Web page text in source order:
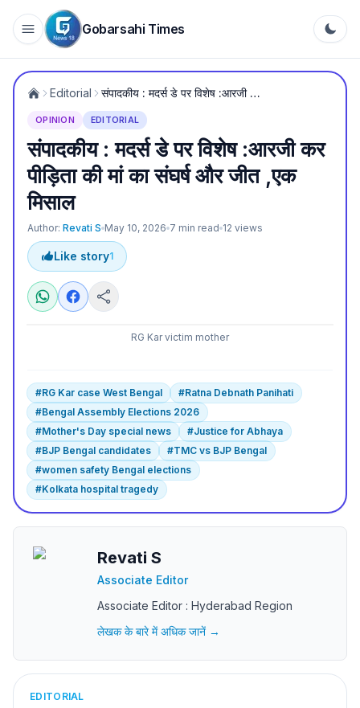
Gobarsahi Times
Editorial संपादकीय : मदर्स डे पर विशेष :आरजी कर पीड़िता की मां का संघर्ष और जीत ,एक मिसाल
OPINION EDITORIAL
संपादकीय : मदर्स डे पर विशेष :आरजी कर
पीड़िता की मां का संघर्ष और जीत ,एक
मिसाल
Author: Revati S May 10, 2026 7 min read 12 views
Like story1
RG Kar victim mother
#RG Kar case West Bengal #Ratna Debnath Panihati
#Bengal Assembly Elections 2026
#Mother's Day special news #Justice for Abhaya
#BJP Bengal candidates #TMC vs BJP Bengal
#women safety Bengal elections
#Kolkata hospital tragedy
Revati S
Associate Editor
Associate Editor : Hyderabad Region
लेखक के बारे में अधिक जानें →
EDITORIAL